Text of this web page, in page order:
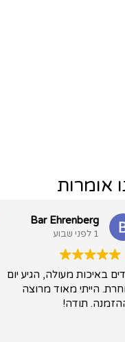
אומרות
Bar Ehrenberg
1 לפני שבוע
באיכות מעולה, הגיע יום
הייתי מאוד מרוצה
תודה!